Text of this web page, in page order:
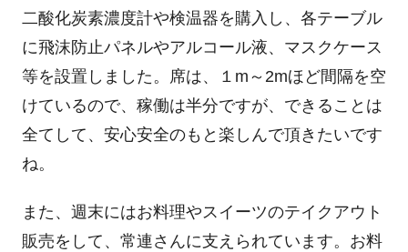
二酸化炭素濃度計や検温器を購入し、各テーブル
に飛沫防止パネルやアルコール液、マスクケース
等を設置しました。席は、１m～2mほど間隔を空
けているので、稼働は半分ですが、できることは
全てして、安心安全のもと楽しんで頂きたいです
ね。
また、週末にはお料理やスイーツのテイクアウト
販売をして、常連さんに支えられています。お料